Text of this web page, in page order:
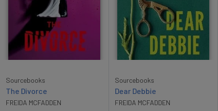
Sourcebooks
The Divorce
FREIDA MCFADDEN
Sourcebooks
Dear Debbie
FREIDA MCFADDEN